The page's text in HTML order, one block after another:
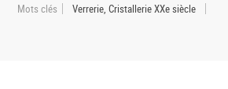
Mots clés Verrerie, Cristallerie XXe siècle